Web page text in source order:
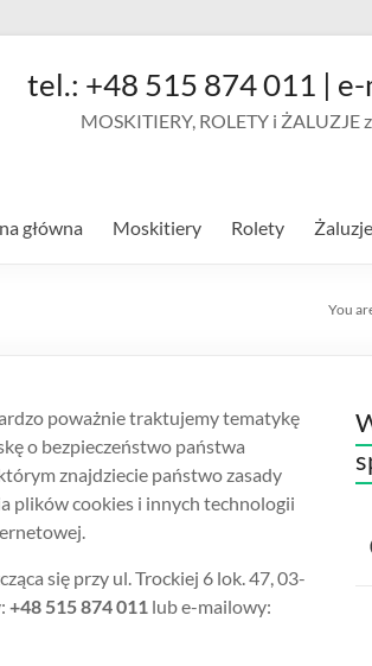
tel.: +48 515 874 011 |
MOSKITIERY, ROLETY i
główna Moskitiery Rolety Żaluzje
You
poważnie traktujemy tematykę
o bezpieczeństwo państwa
znajdziecie państwo zasady
plików cookies i innych technologii
się przy ul. Trockiej 6 lok. 47, 03-
+48 515 874 011 lub e-mailowy: